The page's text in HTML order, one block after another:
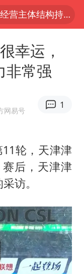
上半年我国经营主体结构持续优化
预警
王艺迪2-4不敌张本美和止步4强
上门女婿出轨女邻居多年被判重婚罪
以军士兵把枪口对准中国记者
于东来直播和胖东来核心团队开会
师减少13.19万
泰国：高度重视中国游客旅游体验
幸运，
非常强
网易号
1
轮，天津津
赛后，天津津
访。